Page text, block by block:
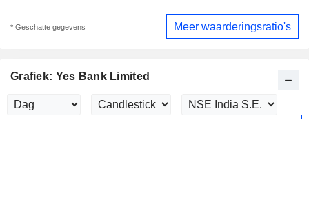
* Geschatte gegevens Meer waarderingsratio's
Grafiek: Yes Bank Limited